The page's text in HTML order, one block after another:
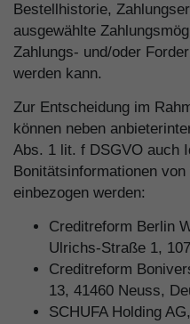
Bestellhistorie,
ausgewählte
Zahlungs- und/oder
werden kann.
Zur Entscheidung im
können neben
Abs. 1 lit. f DSGVO auch
Bonitätsinformationen
einbezogen werden:
Creditreform Berlin
Ulrichs-Straße 1,
Creditreform
13, 41460 Neuss,
SCHUFA Holding